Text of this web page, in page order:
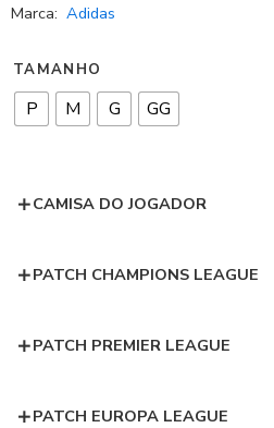
Marca: Adidas
TAMANHO
P M G GG
CAMISA DO JOGADOR
PATCH CHAMPIONS LEAGUE
PATCH PREMIER LEAGUE
PATCH EUROPA LEAGUE